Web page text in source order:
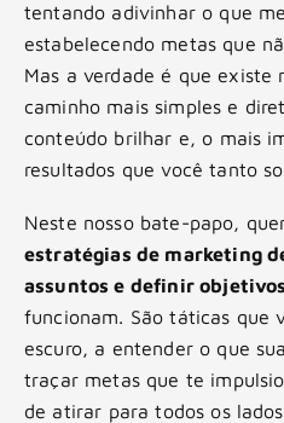
tentando adivinhar o que
estabelecendo metas que
Mas a verdade é que existe
caminho mais simples e
conteúdo brilhar e, o mais
resultados que você tanto
Neste nosso bate-papo,
estratégias de marketing
assuntos e definir objetivos
funcionam. São táticas que
escuro, a entender o que
traçar metas que te
de atirar para todos os